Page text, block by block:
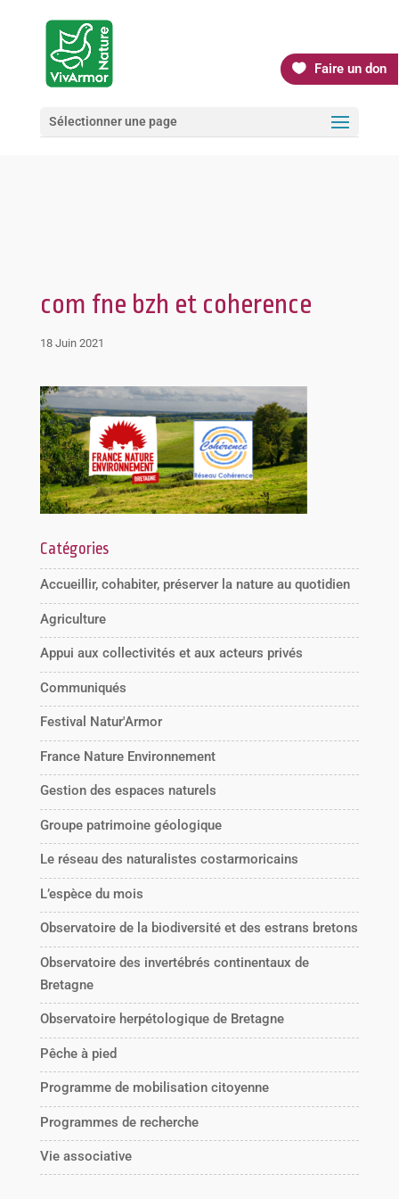
Faire un don
Sélectionner une page
com fne bzh et coherence
18 Juin 2021
Catégories
Accueillir, cohabiter, préserver la nature au quotidien
Agriculture
Appui aux collectivités et aux acteurs privés
Communiqués
Festival Natur'Armor
France Nature Environnement
Gestion des espaces naturels
Groupe patrimoine géologique
Le réseau des naturalistes costarmoricains
L’espèce du mois
Observatoire de la biodiversité et des estrans bretons
Observatoire des invertébrés continentaux de
Bretagne
Observatoire herpétologique de Bretagne
Pêche à pied
Programme de mobilisation citoyenne
Programmes de recherche
Vie associative